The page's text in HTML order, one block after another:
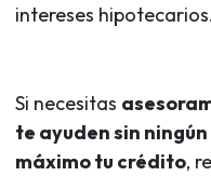
intereses hipotecarios.
Si necesitas
te ayuden sin
máximo tu crédito,